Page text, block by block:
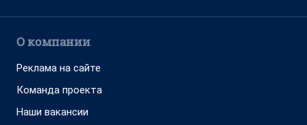
О компании
Реклама на сайте
Команда проекта
Наши вакансии